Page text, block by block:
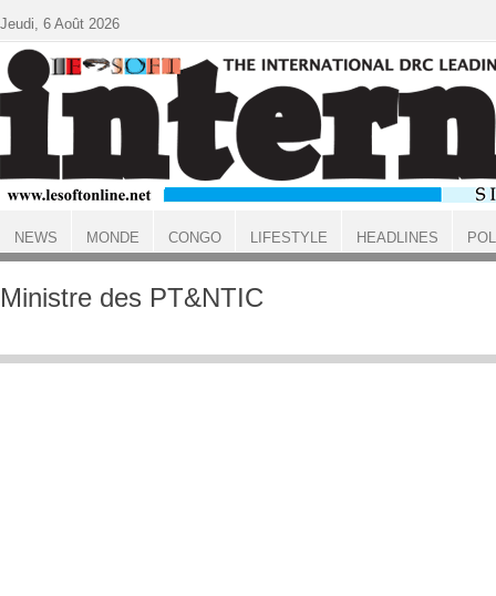
ACCUEIL
Ministre des PT&NTIC
Jeudi, 6 Août 2026
NEWS MONDE CONGO LIFESTYLE HEADLINES